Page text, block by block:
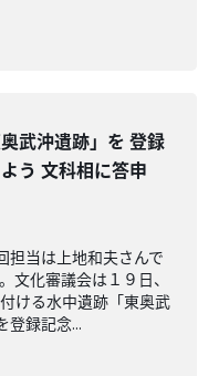
武沖遺跡」を 登録
う 文科相に答申
担当は上地和夫さんで
文化審議会は１９日、
ける水中遺跡「東奥武
登録記念...